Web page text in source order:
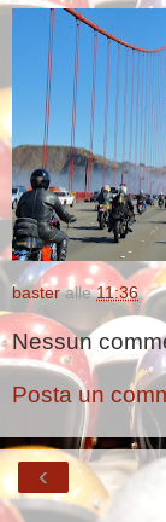
baster alle11:36
Nessun
Posta un
‹